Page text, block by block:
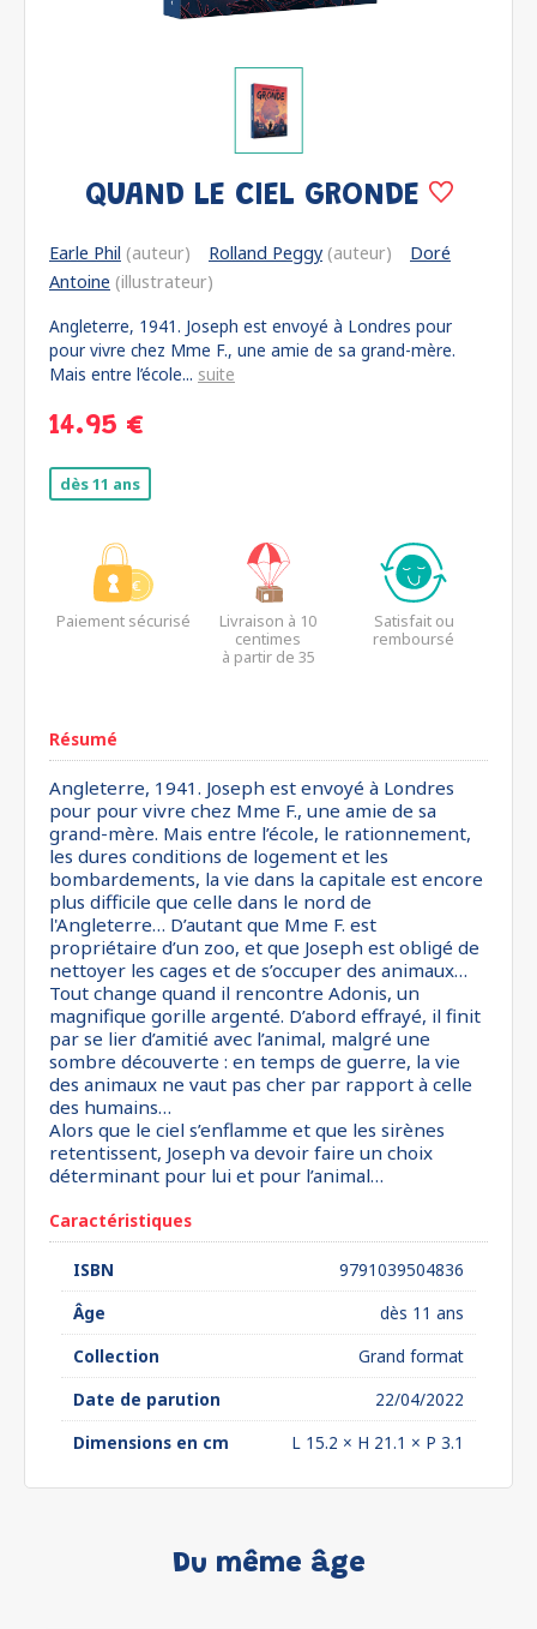
QUAND LE CIEL GRONDE
Earle Phil (auteur) Rolland Peggy (auteur)
Doré
Antoine (illustrateur)
Angleterre, 1941. Joseph est envoyé à Londres pour
pour vivre chez Mme F., une amie de sa grand-mère.
Mais entre l’école... suite
14.95 €
dès 11 ans
Paiement sécurisé
Livraison à 10
centimes
à partir de 35
Satisfait ou
remboursé
Résumé
Angleterre, 1941. Joseph est envoyé à Londres
pour pour vivre chez Mme F., une amie de sa
grand-mère. Mais entre l’école, le rationnement,
les dures conditions de logement et les
bombardements, la vie dans la capitale est encore
plus difficile que celle dans le nord de
l'Angleterre… D’autant que Mme F. est
propriétaire d’un zoo, et que Joseph est obligé de
nettoyer les cages et de s’occuper des animaux…
Tout change quand il rencontre Adonis, un
magnifique gorille argenté. D’abord effrayé, il finit
par se lier d’amitié avec l’animal, malgré une
sombre découverte : en temps de guerre, la vie
des animaux ne vaut pas cher par rapport à celle
des humains…
Alors que le ciel s’enflamme et que les sirènes
retentissent, Joseph va devoir faire un choix
déterminant pour lui et pour l’animal…
Caractéristiques
ISBN
9791039504836
Âge
dès 11 ans
Collection
Grand format
Date de parution
22/04/2022
Dimensions en cm
L 15.2 × H 21.1 × P 3.1
Du même âge